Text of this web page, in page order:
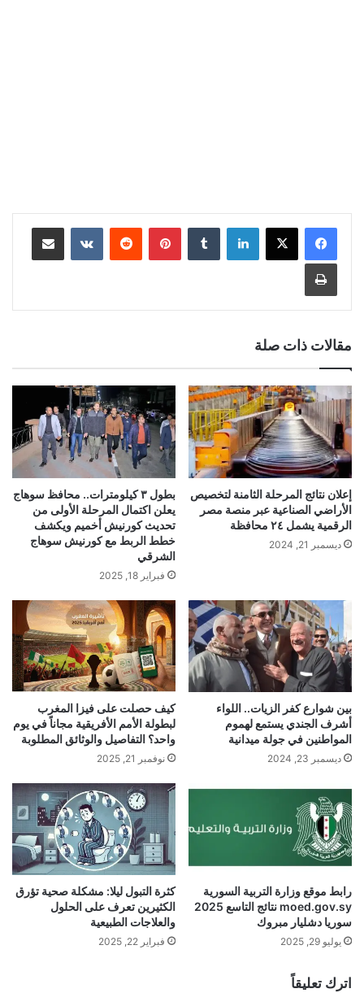
لينكدإن بينتيريست
مقالات ذات صلة
إعلان نتائج المرحلة الثامنة لتخصيص
الأراضي الصناعية عبر منصة مصر
الرقمية يشمل ٢٤ محافظة
ديسمبر 21, 2024
بطول ٣ كيلومترات.. محافظ سوهاج
يعلن اكتمال المرحلة الأولى من
تحديث كورنيش أخميم ويكشف
خطط الربط مع كورنيش سوهاج
الشرقي
فبراير 18, 2025
بين شوارع كفر الزيات.. اللواء
أشرف الجندي يستمع لهموم
المواطنين في جولة ميدانية
ديسمبر 23, 2024
كيف حصلت على فيزا المغرب
لبطولة الأمم الأفريقية مجاناً في يوم
واحد؟ التفاصيل والوثائق المطلوبة
نوفمبر 21, 2025
رابط موقع وزارة التربية السورية
moed.gov.sy نتائج التاسع 2025
سوريا دشليار مبروك
يوليو 29, 2025
كثرة التبول ليلا: مشكلة صحية تؤرق
الكثيرين تعرف على الحلول
والعلاجات الطبيعية
فبراير 22, 2025
اترك تعليقاً